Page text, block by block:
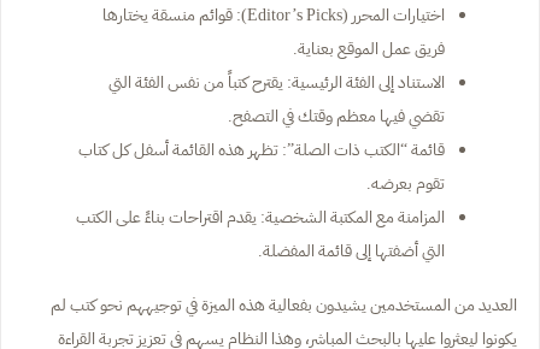
اختيارات المحرر (Editor’s Picks): قوائم منسقة يختارها
فريق عمل الموقع بعناية.
الاستناد إلى الفئة الرئيسية: يقترح كتباً من نفس الفئة التي
تقضي فيها معظم وقتك في التصفح.
قائمة “الكتب ذات الصلة”: تظهر هذه القائمة أسفل كل كتاب
تقوم بعرضه.
المزامنة مع المكتبة الشخصية: يقدم اقتراحات بناءً على الكتب
التي أضفتها إلى قائمة المفضلة.
العديد من المستخدمين يشيدون بفعالية هذه الميزة في توجيههم نحو كتب لم
يكونوا ليعثروا عليها بالبحث المباشر، وهذا النظام يسهم في تعزيز تجربة القراءة